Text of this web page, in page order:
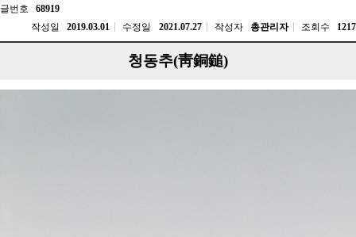
글번호
68919
작성일
2019.03.01 수정일 2021.07.27 작성자 총관리자 조회수 1217
청동추(靑銅鎚)